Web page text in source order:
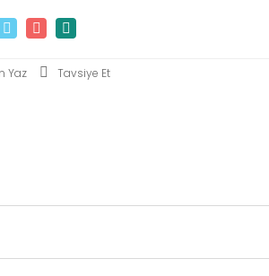
Yaz Tavsiye Et